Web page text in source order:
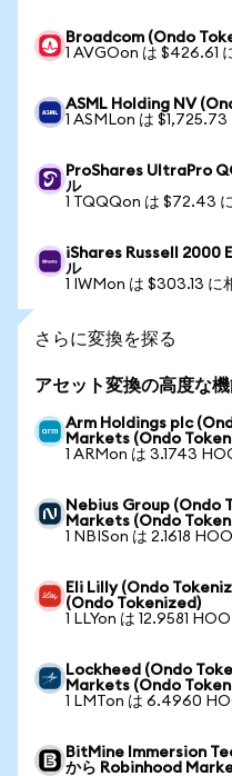
Broadcom (Ondo
1 AVGOon は $426.61
ASML Holding NV
1 ASMLon は $1,725.73
ProShares UltraPro
ル
1 TQQQon は $72.43
iShares Russell 2000
ル
1 IWMon は $303.13 に
さらに変換を探る
アセット変換の高度な
Arm Holdings plc
Markets (Ondo
1 ARMon は 3.1743
Nebius Group (Ondo
Markets (Ondo
1 NBISon は 2.1618
Eli Lilly (Ondo
(Ondo Tokenized)
1 LLYon は 12.9581
Lockheed (Ondo
Markets (Ondo
1 LMTon は 6.4960
BitMine Immersion
から Robinhood